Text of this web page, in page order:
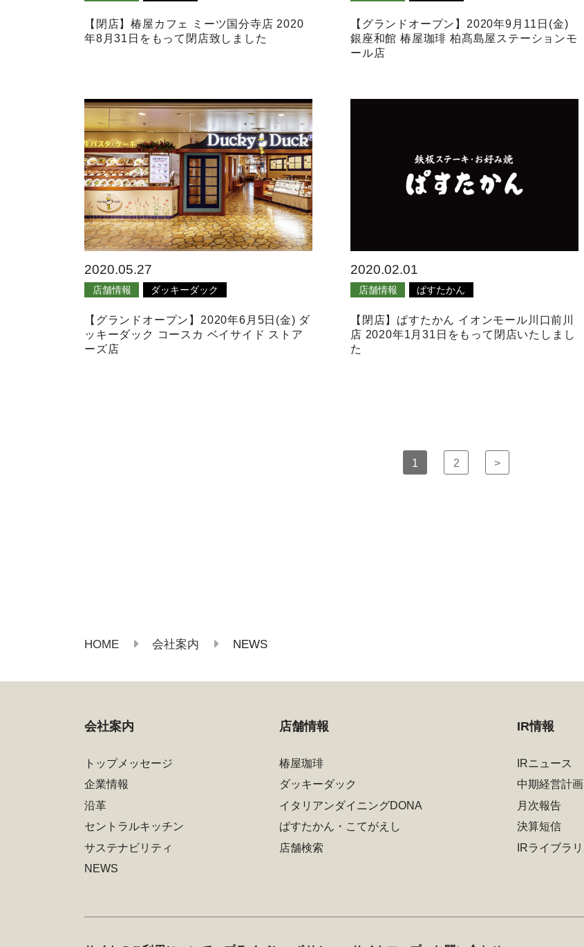
【閉店】椿屋カフェ ミーツ国分寺店 2020
年8月31日をもって閉店致しました
【グランドオープン】2020年9月11日(金)
銀座和館 椿屋珈琲 柏髙島屋ステーションモ
ール店
2020.05.27
店舗情報 ダッキーダック
【グランドオープン】2020年6月5日(金) ダ
ッキーダック コースカ ベイサイド ストア
ーズ店
2020.02.01
店舗情報 ぱすたかん
【閉店】ぱすたかん イオンモール川口前川
店 2020年1月31日をもって閉店いたしまし
た
1 2 >
HOME 会社案内 NEWS
会社案内
トップメッセージ
企業情報
沿革
セントラルキッチン
サステナビリティ
NEWS
店舗情報
椿屋珈琲
ダッキーダック
イタリアンダイニングDONA
ぱすたかん・こてがえし
店舗検索
IR情報
IRニュース
中期経営計画
月次報告
決算短信
IRライブラリ